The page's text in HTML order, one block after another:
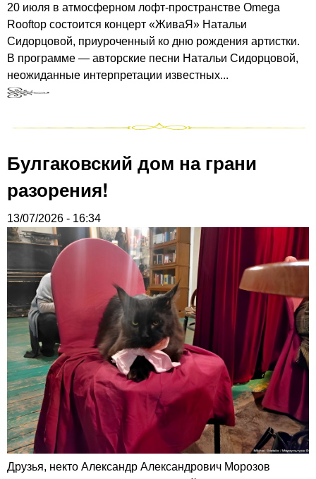
20 июля в атмосферном лофт‑пространстве Omega
Rooftop состоится концерт «ЖиваЯ» Натальи
Сидорцовой, приуроченный ко дню рождения артистки.
В программе — авторские песни Натальи Сидорцовой,
неожиданные интерпретации известных...
Булгаковский дом на грани
разорения!
13/07/2026 - 16:34
Друзья, некто Александр Александрович Морозов